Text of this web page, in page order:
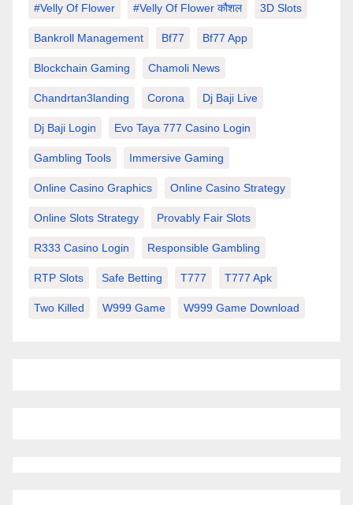
#velly Of Flower #velly Of Flower कौशल 3D Slots
Bankroll Management Bf77 Bf77 App
Blockchain Gaming Chamoli News
Chandrtan3landing Corona Dj Baji Live
Dj Baji Login Evo Taya 777 Casino Login
Gambling Tools Immersive Gaming
Online Casino Graphics Online Casino Strategy
Online Slots Strategy Provably Fair Slots
R333 Casino Login Responsible Gambling
RTP Slots Safe Betting T777 T777 Apk
Two Killed W999 Game W999 Game Download